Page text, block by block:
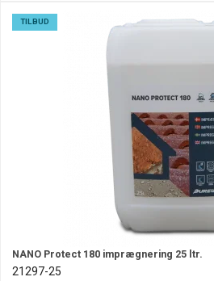
TILBUD
NANO Protect 180 imprægnering 25 ltr.
21297-25